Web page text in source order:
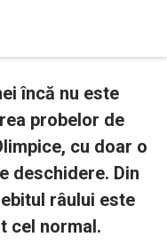
încă nu este
probelor de
cu doar o
deschidere. Din
râului este
cel normal.